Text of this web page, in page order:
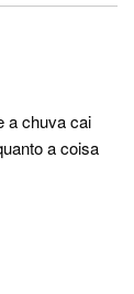
a chuva cai
a coisa